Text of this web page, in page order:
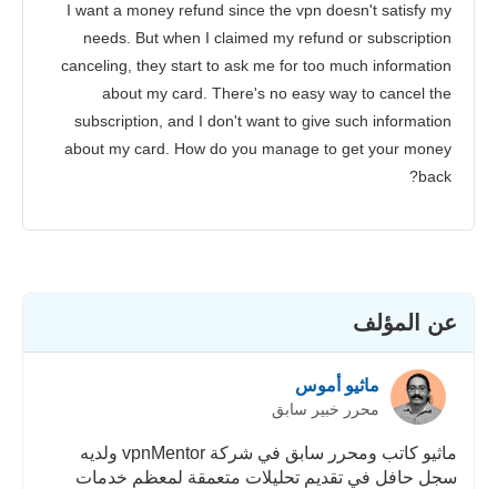
خدمة الزبائن
I want a money refund since the vpn doesn't satisfy my
needs. But when I claimed my refund or subscription
canceling, they start to ask me for too much information
about my card. There's no easy way to cancel the
subscription, and I don't want to give such information
about my card. How do you manage to get your money
back?
عن المؤلف
ماثيو أموس
محرر خبير سابق
ماثيو كاتب ومحرر سابق في شركة vpnMentor ولديه
سجل حافل في تقديم تحليلات متعمقة لمعظم خدمات